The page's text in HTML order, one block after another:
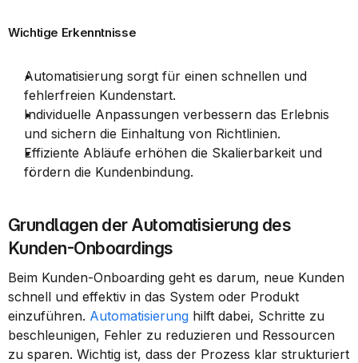
Wichtige Erkenntnisse
Automatisierung sorgt für einen schnellen und
fehlerfreien Kundenstart.
Individuelle Anpassungen verbessern das Erlebnis
und sichern die Einhaltung von Richtlinien.
Effiziente Abläufe erhöhen die Skalierbarkeit und
fördern die Kundenbindung.
Grundlagen der Automatisierung des
Kunden-Onboardings
Beim Kunden-Onboarding geht es darum, neue Kunden
schnell und effektiv in das System oder Produkt
einzuführen. Automatisierung hilft dabei, Schritte zu
beschleunigen, Fehler zu reduzieren und Ressourcen
zu sparen. Wichtig ist, dass der Prozess klar strukturiert